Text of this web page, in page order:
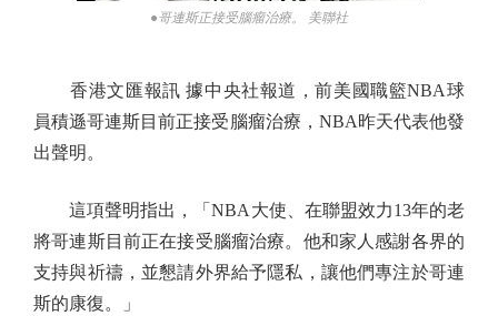
●哥連斯正接受腦瘤治療。 美聯社
香港文匯報訊 據中央社報道，前美國職籃NBA球
員積遜哥連斯目前正接受腦瘤治療，NBA昨天代表他發
出聲明。
這項聲明指出，「NBA大使、在聯盟效力13年的老
將哥連斯目前正在接受腦瘤治療。他和家人感謝各界的
支持與祈禱，並懇請外界給予隱私，讓他們專注於哥連
斯的康復。」